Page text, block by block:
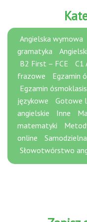
Angielska wymowa
gramatyka
B2 First – FCE
C1
frazowe
Egzamin
Egzamin
językowe
Gotowe
angielskie
Inne
matematyki
online
Słowotwórstwo